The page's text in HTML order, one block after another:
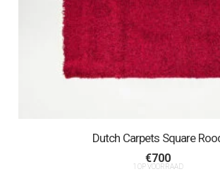
Dutch Carpets Square
€700
1 OP VOORRAAD